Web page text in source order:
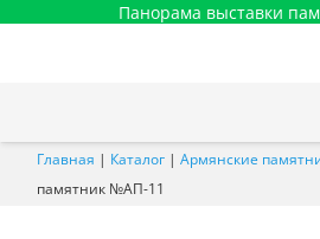
Панорама выставки
Главная | Каталог | Армянские
памятник №АП-11